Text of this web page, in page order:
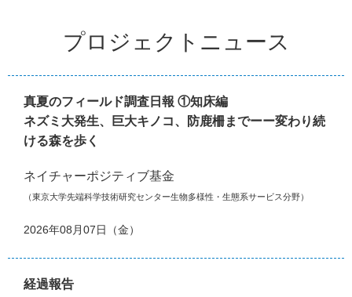
プロジェクトニュース
真夏のフィールド調査日報 ①知床編
ネズミ大発生、巨大キノコ、防鹿柵までーー変わり続
ける森を歩く
ネイチャーポジティブ基金
（東京大学先端科学技術研究センター生物多様性・生態系サービス分野）
2026年08月07日（金）
経過報告